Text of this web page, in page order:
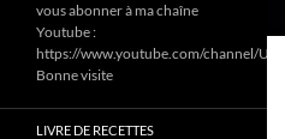
vous abonner à ma chaîne
Youtube :
https://www.youtube.com/channel/
Bonne visite
LIVRE DE RECETTES